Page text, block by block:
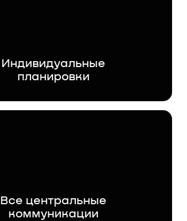
Индивидуальные
планировки
Все центральные
коммуникации